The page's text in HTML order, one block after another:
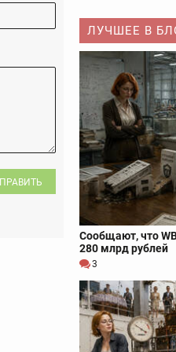
ЛУЧШЕЕ В
Сообщают, что
280 млрд рублей
3